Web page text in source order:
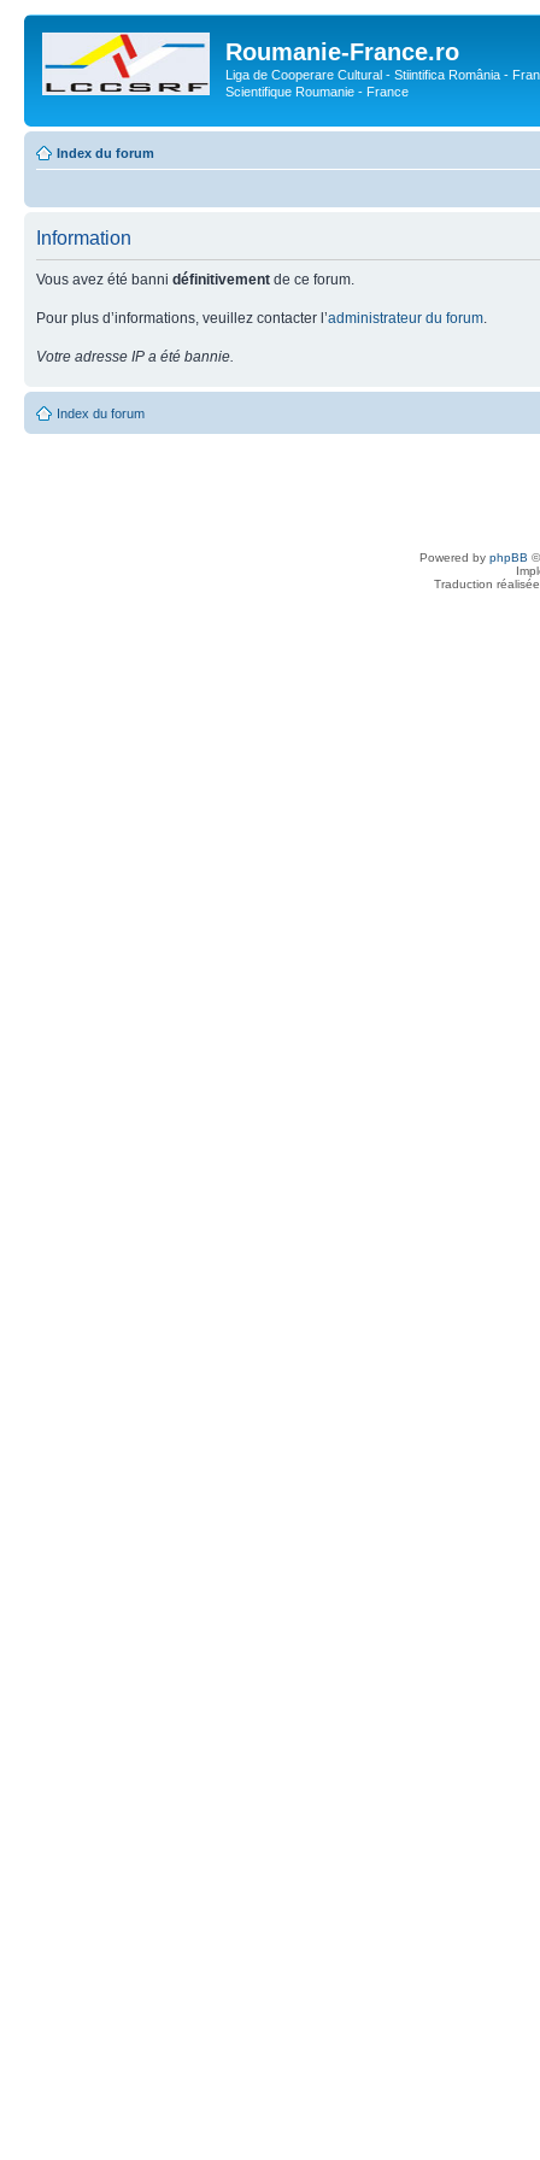
Roumanie-France.ro
Liga de Cooperare Cultural - Stiintifica România -
Scientifique Roumanie - France
Index du forum
Information
Vous avez été banni définitivement de ce forum.
Pour plus d’informations, veuillez contacter l’administrateur du forum
Votre adresse IP a été bannie.
Index du forum
Powered by phpBB
Traduction